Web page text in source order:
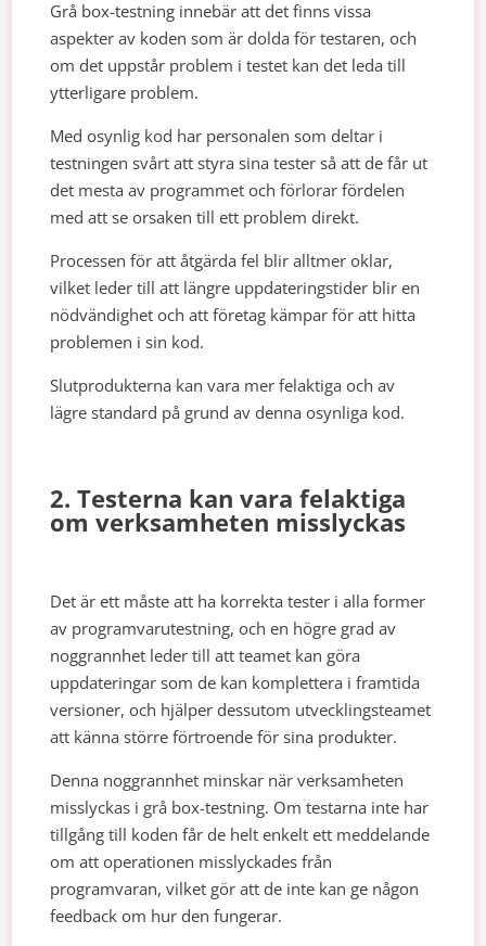
Grå box-testning innebär att det finns vissa
aspekter av koden som är dolda för testaren, och
om det uppstår problem i testet kan det leda till
ytterligare problem.
Med osynlig kod har personalen som deltar i
testningen svårt att styra sina tester så att de får ut
det mesta av programmet och förlorar fördelen
med att se orsaken till ett problem direkt.
Processen för att åtgärda fel blir alltmer oklar,
vilket leder till att längre uppdateringstider blir en
nödvändighet och att företag kämpar för att hitta
problemen i sin kod.
Slutprodukterna kan vara mer felaktiga och av
lägre standard på grund av denna osynliga kod.
2. Testerna kan vara felaktiga
om verksamheten misslyckas
Det är ett måste att ha korrekta tester i alla former
av programvarutestning, och en högre grad av
noggrannhet leder till att teamet kan göra
uppdateringar som de kan komplettera i framtida
versioner, och hjälper dessutom utvecklingsteamet
att känna större förtroende för sina produkter.
Denna noggrannhet minskar när verksamheten
misslyckas i grå box-testning. Om testarna inte har
tillgång till koden får de helt enkelt ett meddelande
om att operationen misslyckades från
programvaran, vilket gör att de inte kan ge någon
feedback om hur den fungerar.